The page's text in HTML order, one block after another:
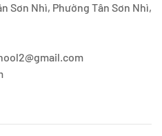
Sơn Nhì, Phường Tân Sơn Nhì,